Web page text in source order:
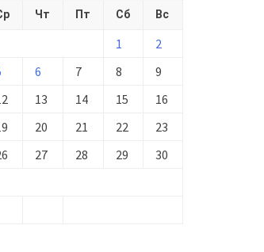
Чт Пт Сб Вс
1
2
6 7 8
9
13 14 15
16
20 21 22
23
27 28 29
30